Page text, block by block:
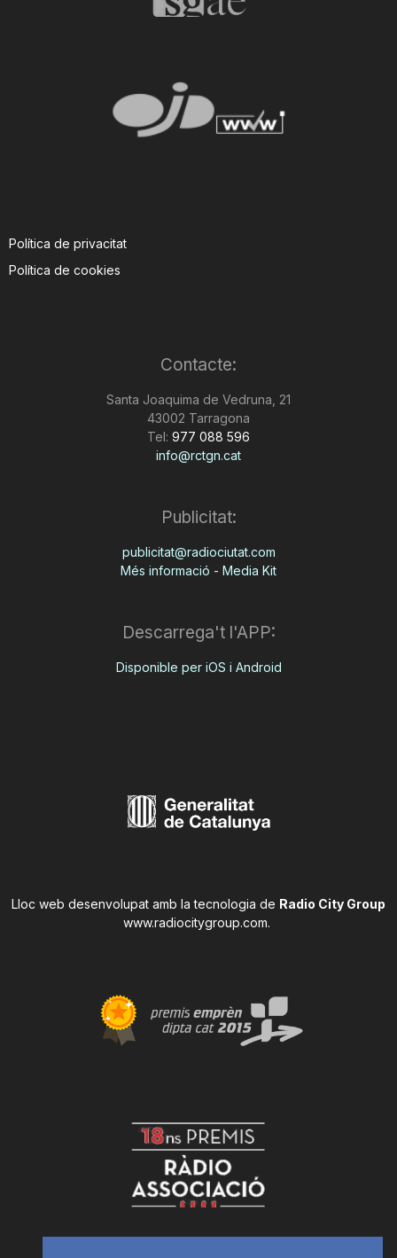
Política de privacitat
Política de cookies
Contacte:
Santa Joaquima de Vedruna, 21
43002 Tarragona
Tel: 977 088 596
info@rctgn.cat
Publicitat:
publicitat@radiociutat.com
Més informació - Media Kit
Descarrega't l'APP:
Disponible per iOS i Android
Lloc web desenvolupat amb la tecnologia de Radio City Group
www.radiocitygroup.com.